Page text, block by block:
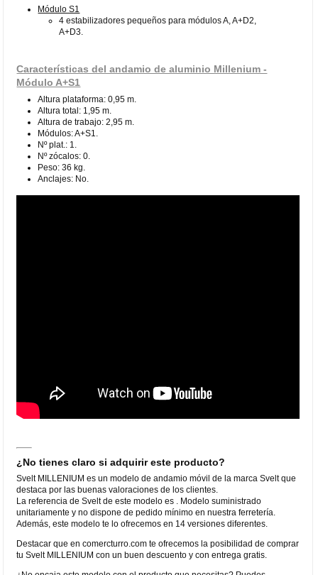
Módulo S1
4 estabilizadores pequeños para módulos A, A+D2,
A+D3.
Características del andamio de aluminio Millenium -
Módulo A+S1
Altura plataforma: 0,95 m.
Altura total: 1,95 m.
Altura de trabajo: 2,95 m.
Módulos: A+S1.
Nº plat.: 1.
Nº zócalos: 0.
Peso: 36 kg.
Anclajes: No.
¿No tienes claro si adquirir este producto?
Svelt MILLENIUM es un modelo de andamio móvil de la marca Svelt que
destaca por las buenas valoraciones de los clientes.
La referencia de Svelt de este modelo es . Modelo suministrado
unitariamente y no dispone de pedido mínimo en nuestra ferretería.
Además, este modelo te lo ofrecemos en 14 versiones diferentes.
Destacar que en comercturro.com te ofrecemos la posibilidad de comprar
tu Svelt MILLENIUM con un buen descuento y con entrega gratis.